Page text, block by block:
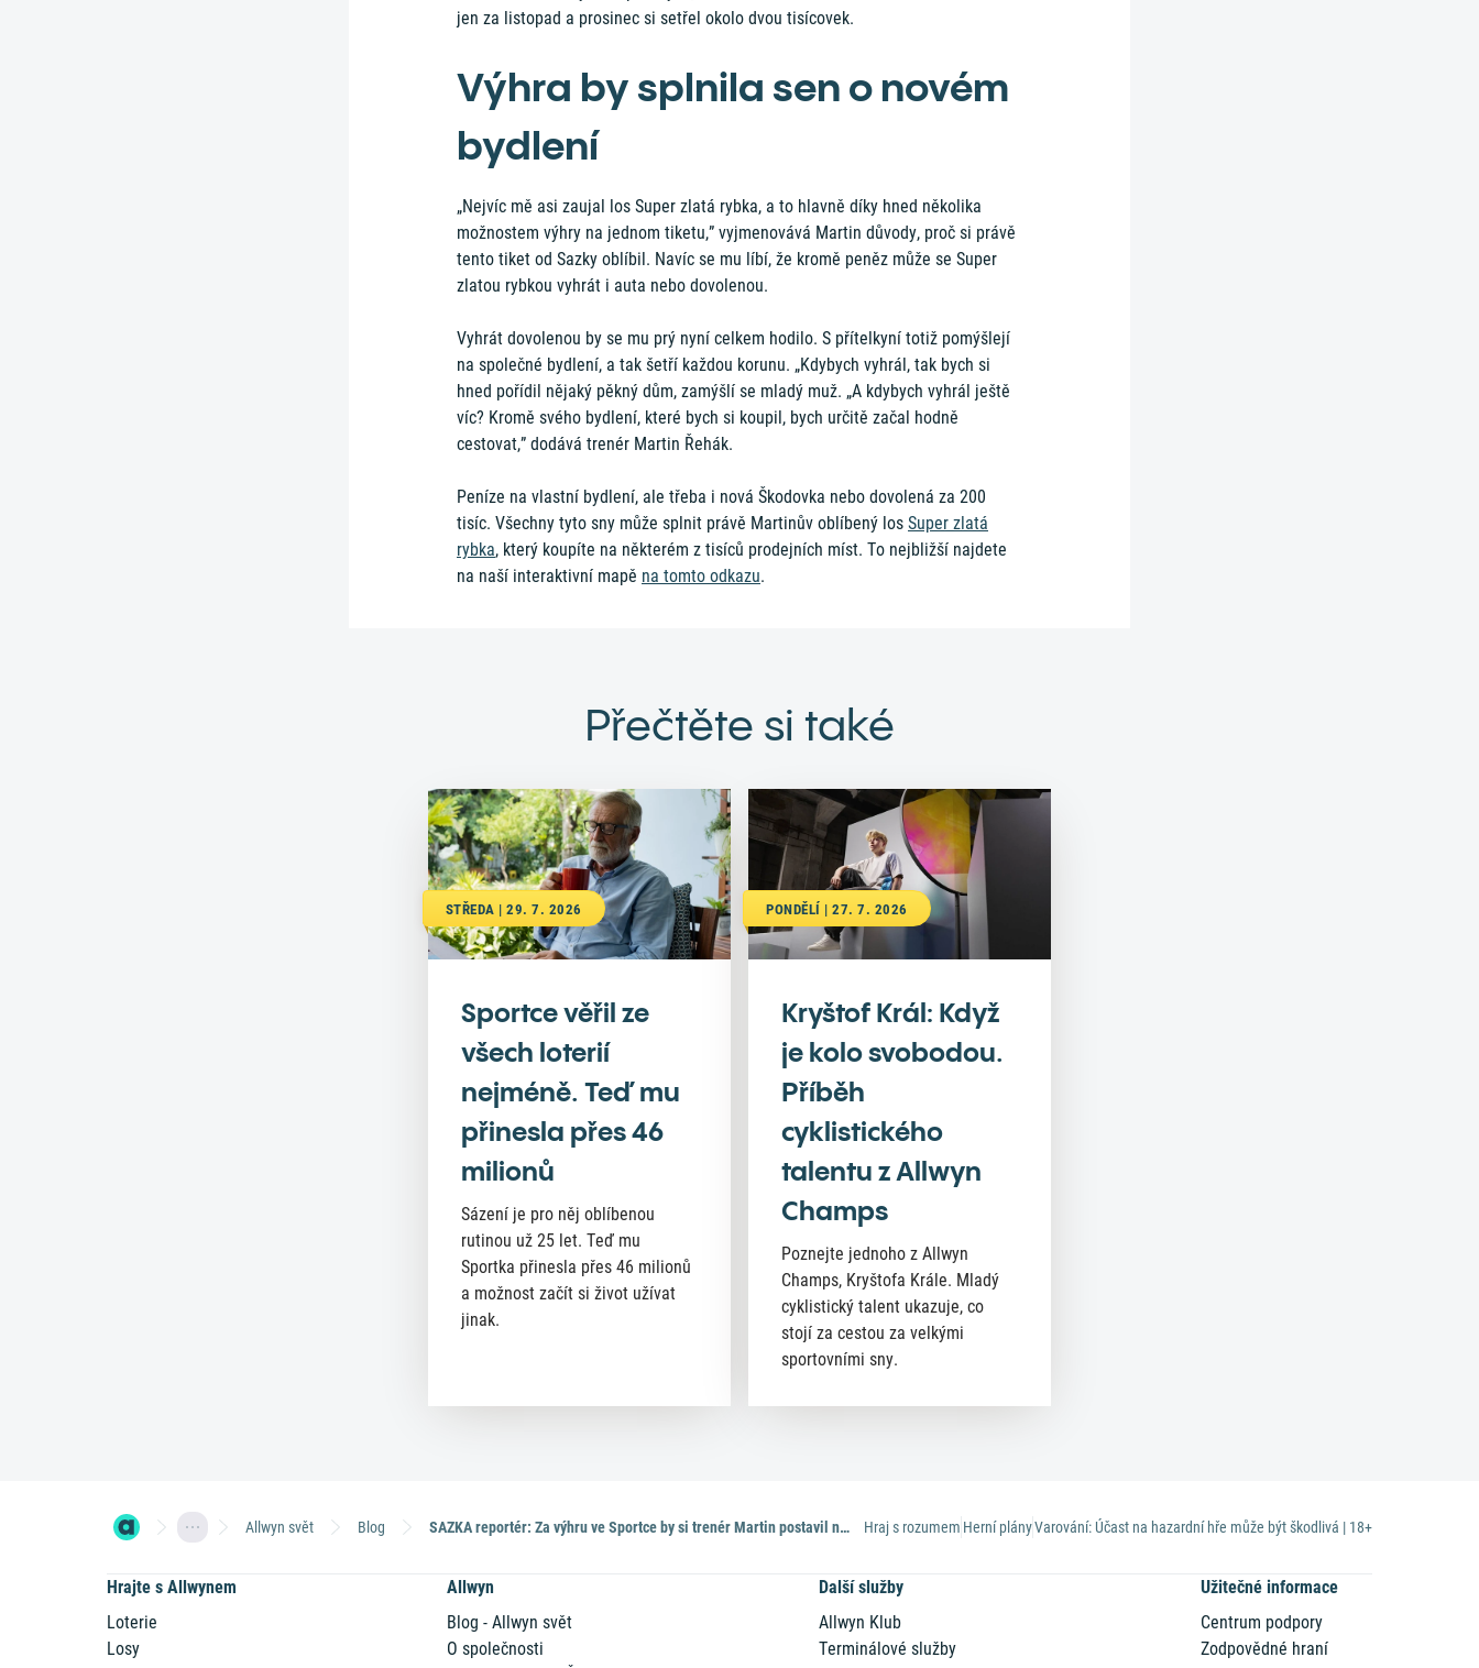
jen za listopad a prosinec si setřel okolo dvou tisícovek.
Výhra by splnila sen o novém
bydlení
„Nejvíc mě asi zaujal los Super zlatá rybka, a to hlavně díky hned několika
možnostem výhry na jednom tiketu,” vyjmenovává Martin důvody, proč si právě
tento tiket od Sazky oblíbil. Navíc se mu líbí, že kromě peněz může se Super
zlatou rybkou vyhrát i auta nebo dovolenou.
Vyhrát dovolenou by se mu prý nyní celkem hodilo. S přítelkyní totiž pomýšlejí
na společné bydlení, a tak šetří každou korunu. „Kdybych vyhrál, tak bych si
hned pořídil nějaký pěkný dům, zamýšlí se mladý muž. „A kdybych vyhrál ještě
víc? Kromě svého bydlení, které bych si koupil, bych určitě začal hodně
cestovat,” dodává trenér Martin Řehák.
Peníze na vlastní bydlení, ale třeba i nová Škodovka nebo dovolená za 200
tisíc. Všechny tyto sny může splnit právě Martinův oblíbený los Super zlatá
rybka, který koupíte na některém z tisíců prodejních míst. To nejbližší najdete
na naší interaktivní mapě na tomto odkazu.
Přečtěte si také
STŘEDA | 29. 7. 2026
Sportce věřil ze
všech loterií
nejméně. Teď mu
přinesla přes 46
milionů
Sázení je pro něj oblíbenou
rutinou už 25 let. Teď mu
Sportka přinesla přes 46 milionů
a možnost začít si život užívat
jinak.
PONDĚLÍ | 27. 7. 2026
Kryštof Král: Když
je kolo svobodou.
Příběh
cyklistického
talentu z Allwyn
Champs
Poznejte jednoho z Allwyn
Champs, Kryštofa Krále. Mladý
cyklistický talent ukazuje, co
stojí za cestou za velkými
sportovními sny.
Allwyn svět Blog SAZKA reportér: Za výhru ve Sportce by si trenér Martin postavil nádherný dům Hraj s rozumem Herní plányVarování: Účast na hazardní hře může být škodlivá | 18+
Hrajte s Allwynem
Loterie
Losy
Allwyn
Blog - Allwyn svět
O společnosti
Další služby
Allwyn Klub
Terminálové služby
Užitečné informace
Centrum podpory
Zodpovědné hraní